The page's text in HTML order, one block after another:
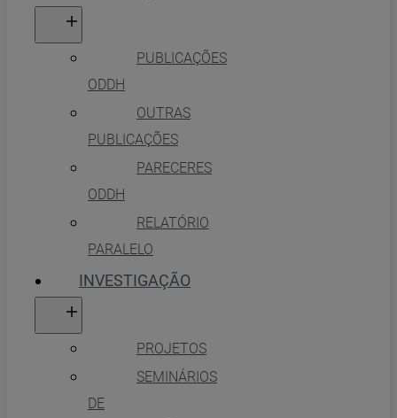
PUBLICAÇÕES
ODDH
OUTRAS
PUBLICAÇÕES
PARECERES
ODDH
RELATÓRIO
PARALELO
INVESTIGAÇÃO
PROJETOS
SEMINÁRIOS
DE